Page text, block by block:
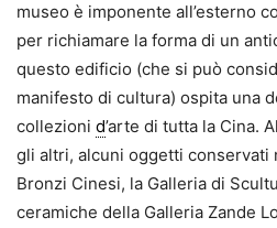
museo è imponente all’esterno
per richiamare la forma di un
questo edificio (che si può
manifesto di cultura) ospita una
collezioni d’arte di tutta la Cina.
gli altri, alcuni oggetti conservati
Bronzi Cinesi, la Galleria di
ceramiche della Galleria Zande